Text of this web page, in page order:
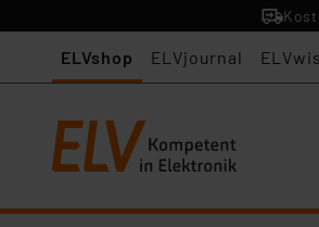
ELVshop ELVjournal